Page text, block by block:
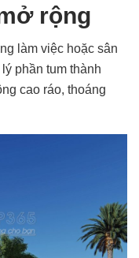
rộng
làm việc hoặc sân
phần tum thành
cao ráo, thoáng